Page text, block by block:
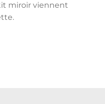
miroir viennent